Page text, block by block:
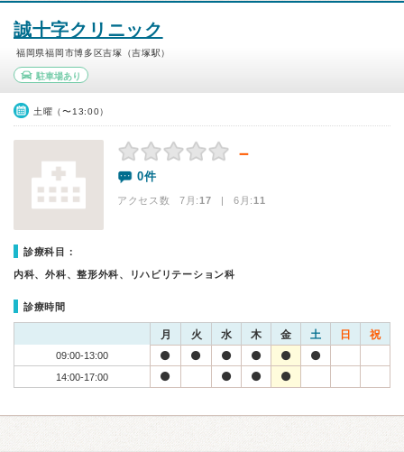
誠十字クリニック
福岡県福岡市博多区吉塚（吉塚駅）
駐車場あり
土曜（〜13:00）
－
0件
アクセス数 7月:17 | 6月:11
診療科目：
内科、外科、整形外科、リハビリテーション科
診療時間
月 火 水 木 金 土 日 祝
09:00-13:00
14:00-17:00